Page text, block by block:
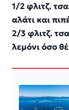
1/2 φλιτζ.
αλάτι και
2/3 φλιτζ.
λεμόνι όσο